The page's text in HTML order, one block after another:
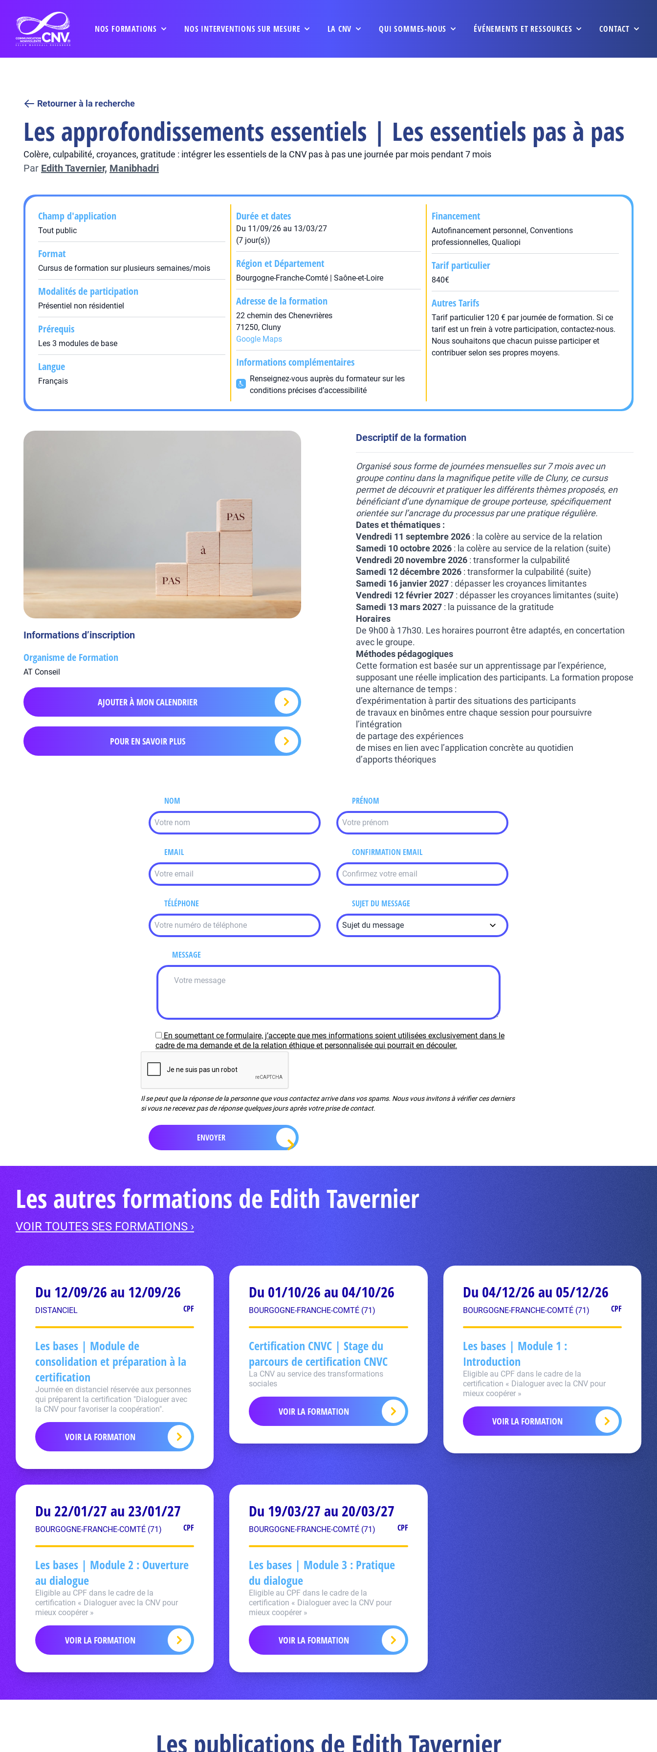
NOS FORMATIONS NOS INTERVENTIONS SUR MESURE LA CNV QUI SOMMES-NOUS ÉVÉNEMENTS ET RESSOURCES CONTACT
Retourner à la recherche
Les approfondissements essentiels | Les essentiels pas à pas
Colère, culpabilité, croyances, gratitude : intégrer les essentiels de la CNV pas à pas une journée par mois pendant 7 mois
Par Edith Tavernier, Manibhadri
Champ d'application
Tout public
Format
Cursus de formation sur plusieurs semaines/mois
Modalités de participation
Présentiel non résidentiel
Prérequis
Les 3 modules de base
Langue
Français
Durée et dates
Du 11/09/26 au 13/03/27
(7 jour(s))
Région et Département
Bourgogne-Franche-Comté | Saône-et-Loire
Adresse de la formation
22 chemin des Chenevrières
71250, Cluny
Google Maps
Informations complémentaires
Renseignez-vous auprès du formateur sur les
conditions précises d’accessibilité
Financement
Autofinancement personnel, Conventions
professionnelles, Qualiopi
Tarif particulier
840€
Autres Tarifs
Tarif particulier 120 € par journée de formation. Si ce
tarif est un frein à votre participation, contactez-nous.
Nous souhaitons que chacun puisse participer et
contribuer selon ses propres moyens.
Informations d’inscription
Organisme de Formation
AT Conseil
AJOUTER À MON CALENDRIER
POUR EN SAVOIR PLUS
Descriptif de la formation
Organisé sous forme de journées mensuelles sur 7 mois avec un
groupe continu dans la magnifique petite ville de Cluny, ce cursus
permet de découvrir et pratiquer les différents thèmes proposés, en
bénéficiant d’une dynamique de groupe porteuse, spécifiquement
orientée sur l’ancrage du processus par une pratique régulière.
Dates et thématiques :
Vendredi 11 septembre 2026 : la colère au service de la relation
Samedi 10 octobre 2026 : la colère au service de la relation (suite)
Vendredi 20 novembre 2026 : transformer la culpabilité
Samedi 12 décembre 2026 : transformer la culpabilité (suite)
Samedi 16 janvier 2027 : dépasser les croyances limitantes
Vendredi 12 février 2027 : dépasser les croyances limitantes (suite)
Samedi 13 mars 2027 : la puissance de la gratitude
Horaires
De 9h00 à 17h30. Les horaires pourront être adaptés, en concertation
avec le groupe.
Méthodes pédagogiques
Cette formation est basée sur un apprentissage par l’expérience,
supposant une réelle implication des participants. La formation propose
une alternance de temps :
d’expérimentation à partir des situations des participants
de travaux en binômes entre chaque session pour poursuivre
l’intégration
de partage des expériences
de mises en lien avec l’application concrète au quotidien
d’apports théoriques
NOM PRÉNOM
EMAIL CONFIRMATION EMAIL
TÉLÉPHONE SUJET DU MESSAGE
MESSAGE
En soumettant ce formulaire, j’accepte que mes informations soient utilisées exclusivement dans le
cadre de ma demande et de la relation éthique et personnalisée qui pourrait en découler.
Il se peut que la réponse de la personne que vous contactez arrive dans vos spams. Nous vous invitons à vérifier ces derniers
si vous ne recevez pas de réponse quelques jours après votre prise de contact.
Les autres formations de Edith Tavernier
VOIR TOUTES SES FORMATIONS ›
Du 12/09/26 au 12/09/26
DISTANCIEL CPF
Les bases | Module de
consolidation et préparation à la
certification
Journée en distanciel réservée aux personnes
qui préparent la certification "Dialoguer avec
la CNV pour favoriser la coopération".
VOIR LA FORMATION
Du 01/10/26 au 04/10/26
BOURGOGNE-FRANCHE-COMTÉ (71)
Certification CNVC | Stage du
parcours de certification CNVC
La CNV au service des transformations
sociales
VOIR LA FORMATION
Du 04/12/26 au 05/12/26
BOURGOGNE-FRANCHE-COMTÉ (71) CPF
Les bases | Module 1 :
Introduction
Eligible au CPF dans le cadre de la
certification « Dialoguer avec la CNV pour
mieux coopérer »
VOIR LA FORMATION
Du 22/01/27 au 23/01/27
BOURGOGNE-FRANCHE-COMTÉ (71) CPF
Les bases | Module 2 : Ouverture
au dialogue
Eligible au CPF dans le cadre de la
certification « Dialoguer avec la CNV pour
mieux coopérer »
VOIR LA FORMATION
Du 19/03/27 au 20/03/27
BOURGOGNE-FRANCHE-COMTÉ (71) CPF
Les bases | Module 3 : Pratique
du dialogue
Eligible au CPF dans le cadre de la
certification « Dialoguer avec la CNV pour
mieux coopérer »
VOIR LA FORMATION
Les publications de Edith Tavernier